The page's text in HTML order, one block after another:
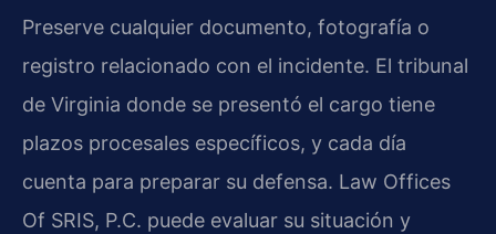
Preserve cualquier documento, fotografía o
registro relacionado con el incidente. El tribunal
de Virginia donde se presentó el cargo tiene
plazos procesales específicos, y cada día
cuenta para preparar su defensa. Law Offices
Of SRIS, P.C. puede evaluar su situación y